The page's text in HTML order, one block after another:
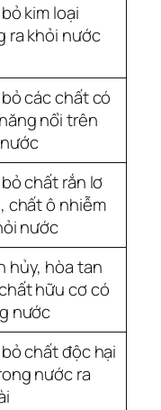
kim loại
ra khỏi nước
các chất có
nổi trên
chất rắn lơ
chất ô nhiễm
nước
hủy, hòa tan
hữu cơ có
nước
chất độc hại
nước ra